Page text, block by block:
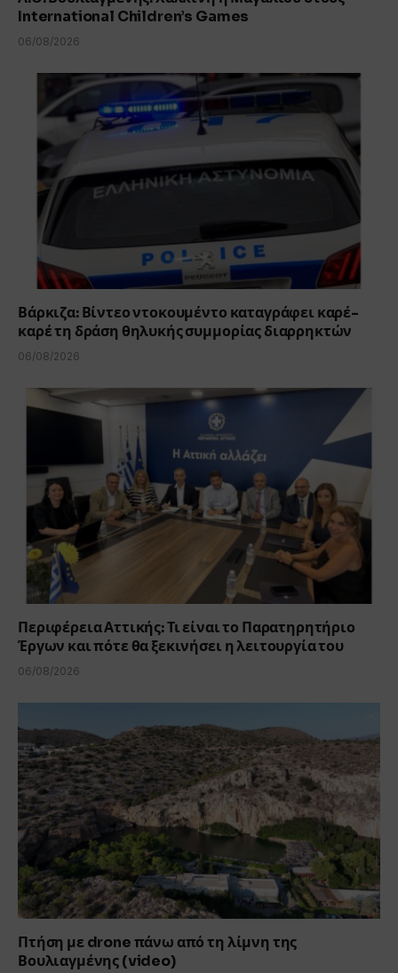
International Children’s Games
06/08/2026
Βάρκιζα: Βίντεο ντοκουμέντο καταγράφει καρέ-
καρέ τη δράση θηλυκής συμμορίας διαρρηκτών
06/08/2026
Περιφέρεια Αττικής: Τι είναι το Παρατηρητήριο
Έργων και πότε θα ξεκινήσει η λειτουργία του
06/08/2026
Πτήση με drone πάνω από τη λίμνη της
Βουλιαγμένης (video)